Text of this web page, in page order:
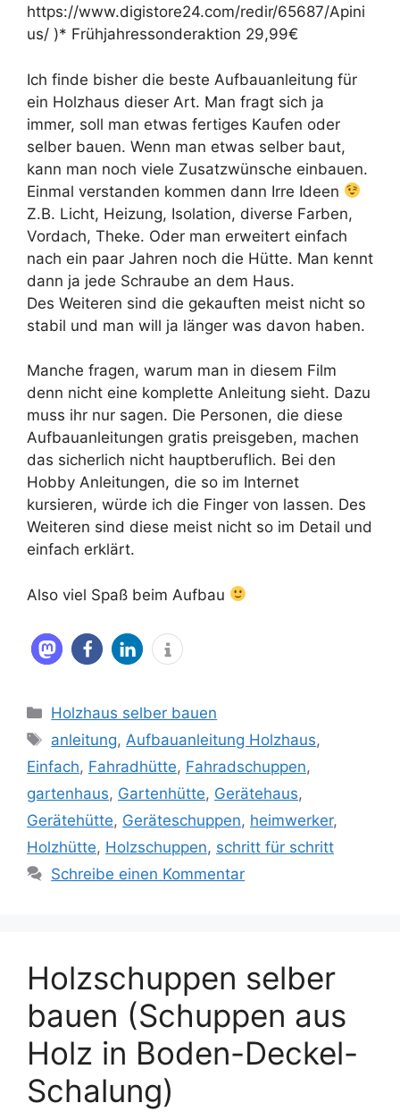
https://www.digistore24.com/redir/65687/Apini
us/ )* Frühjahressonderaktion 29,99€
Ich finde bisher die beste Aufbauanleitung für
ein Holzhaus dieser Art. Man fragt sich ja
immer, soll man etwas fertiges Kaufen oder
selber bauen. Wenn man etwas selber baut,
kann man noch viele Zusatzwünsche einbauen.
Einmal verstanden kommen dann Irre Ideen
Z.B. Licht, Heizung, Isolation, diverse Farben,
Vordach, Theke. Oder man erweitert einfach
nach ein paar Jahren noch die Hütte. Man kennt
dann ja jede Schraube an dem Haus.
Des Weiteren sind die gekauften meist nicht so
stabil und man will ja länger was davon haben.
Manche fragen, warum man in diesem Film
denn nicht eine komplette Anleitung sieht. Dazu
muss ihr nur sagen. Die Personen, die diese
Aufbauanleitungen gratis preisgeben, machen
das sicherlich nicht hauptberuflich. Bei den
Hobby Anleitungen, die so im Internet
kursieren, würde ich die Finger von lassen. Des
Weiteren sind diese meist nicht so im Detail und
einfach erklärt.
Also viel Spaß beim Aufbau
Kategorien
Holzhaus selber bauen
Schlagwörter
anleitung,Aufbauanleitung Holzhaus,
Einfach, Fahradhütte, Fahradschuppen,
gartenhaus, Gartenhütte, Gerätehaus,
Gerätehütte, Geräteschuppen, heimwerker,
Holzhütte, Holzschuppen, schritt für schritt
Schreibe einen Kommentar
Holzschuppen selber
bauen (Schuppen aus
Holz in Boden-Deckel-
Schalung)